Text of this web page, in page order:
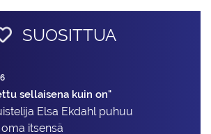
SUOSITTUA
sellaisena kuin on"
Elsa Ekdahl puhuu
itsensä